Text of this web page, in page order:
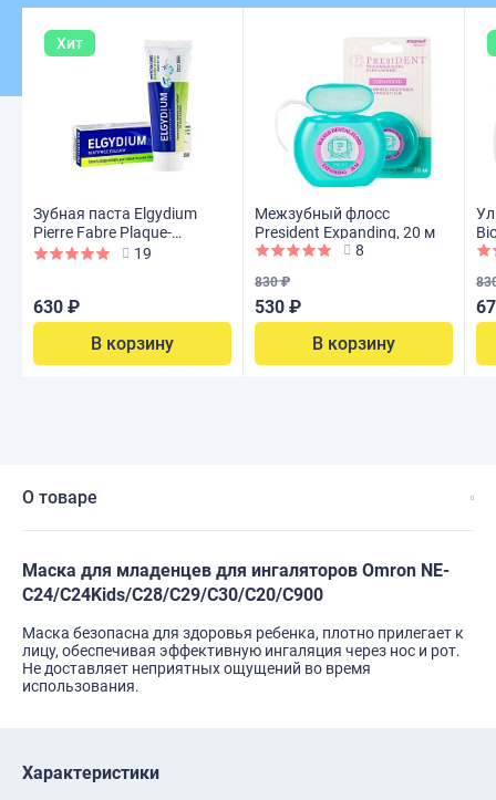
Хит
Зубная паста Elgydium
Pierre Fabre Plaque-
disclosing для взрослых и
19
630 ₽
В корзину
Межзубный флосс
President Expanding, 20 м
8
830 ₽
530 ₽
В корзину
О товаре
Маска для младенцев для ингаляторов Omron NE-
C24/C24Kids/C28/C29/C30/С20/С900
Маска безопасна для здоровья ребенка, плотно прилегает к
лицу, обеспечивая эффективную ингаляция через нос и рот.
Не доставляет неприятных ощущений во время
использования.
Характеристики